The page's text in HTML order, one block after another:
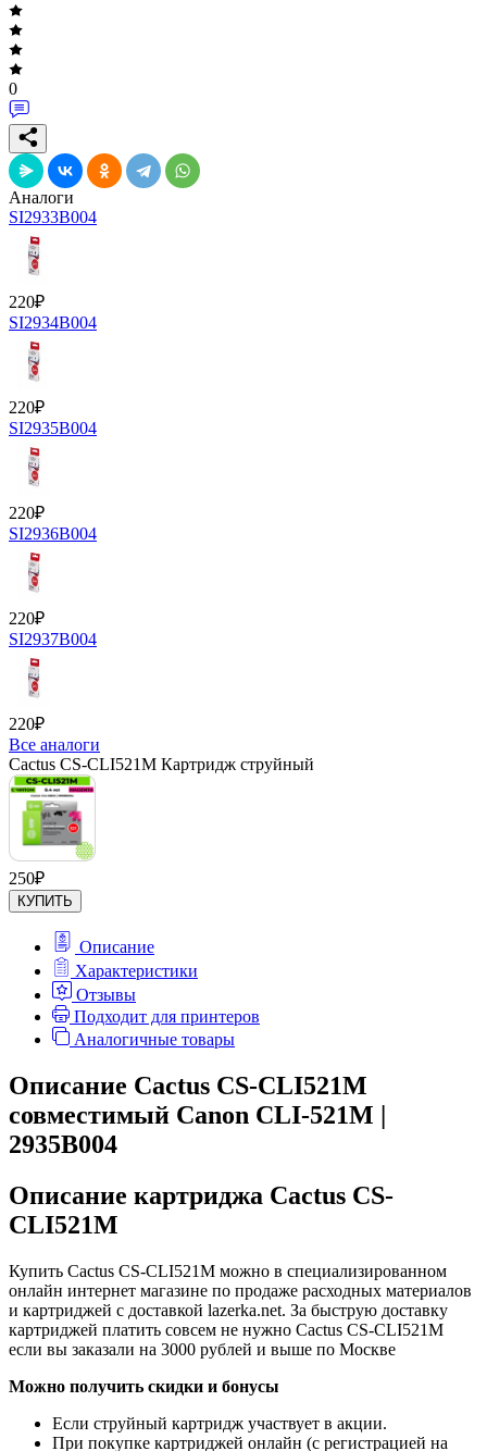
0
Аналоги
SI2933B004
220₽
SI2934B004
220₽
SI2935B004
220₽
SI2936B004
220₽
SI2937B004
220₽
Все аналоги
Cactus CS-CLI521M Картридж струйный
250₽
КУПИТЬ
Описание
Характеристики
Отзывы
Подходит для принтеров
Аналогичные товары
Описание Cactus CS-CLI521M
совместимый Canon CLI-521M |
2935B004
Описание картриджа Cactus CS-
CLI521M
Купить Cactus CS-CLI521M можно в специализированном
онлайн интернет магазине по продаже расходных материалов
и картриджей с доставкой lazerka.net. За быструю доставку
картриджей платить совсем не нужно Cactus CS-CLI521M
если вы заказали на 3000 рублей и выше по Москве
Можно получить скидки и бонусы
Если струйный картридж участвует в акции.
При покупке картриджей онлайн (с регистрацией на